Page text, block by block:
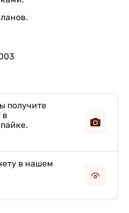
получите
в
в нашем